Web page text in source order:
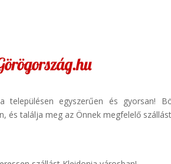
településen egyszerűen és
és találja meg az Önnek megfelelő